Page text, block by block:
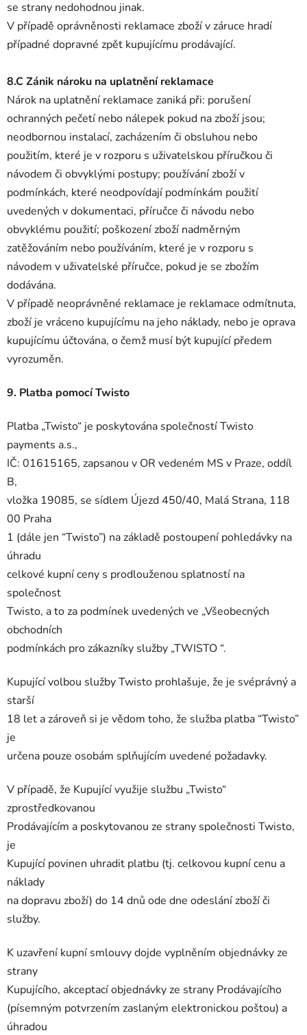
se strany nedohodnou jinak.
V případě oprávněnosti reklamace zboží v záruce hradí
případné dopravné zpět kupujícímu prodávající.
8.C Zánik nároku na uplatnění reklamace
Nárok na uplatnění reklamace zaniká při: porušení
ochranných pečetí nebo nálepek pokud na zboží jsou;
neodbornou instalací, zacházením či obsluhou nebo
použitím, které je v rozporu s uživatelskou příručkou či
návodem či obvyklými postupy; používání zboží v
podmínkách, které neodpovídají podmínkám použití
uvedených v dokumentaci, příručce či návodu nebo
obvyklému použití; poškození zboží nadměrným
zatěžováním nebo používáním, které je v rozporu s
návodem v uživatelské příručce, pokud je se zbožím
dodávána.
V případě neoprávněné reklamace je reklamace odmítnuta,
zboží je vráceno kupujícímu na jeho náklady, nebo je oprava
kupujícímu účtována, o čemž musí být kupující předem
vyrozuměn.
9. Platba pomocí Twisto
Platba „Twisto“ je poskytována společností Twisto
payments a.s.,
IČ: 01615165, zapsanou v OR vedeném MS v Praze, oddíl
B,
vložka 19085, se sídlem Újezd 450/40, Malá Strana, 118
00 Praha
1 (dále jen “Twisto”) na základě postoupení pohledávky na
úhradu
celkové kupní ceny s prodlouženou splatností na
společnost
Twisto, a to za podmínek uvedených ve „Všeobecných
obchodních
podmínkách pro zákazníky služby „TWISTO “.
Kupující volbou služby Twisto prohlašuje, že je svéprávný a
starší
18 let a zároveň si je vědom toho, že služba platba “Twisto”
je
určena pouze osobám splňujícím uvedené požadavky.
V případě, že Kupující využije službu „Twisto“
zprostředkovanou
Prodávajícím a poskytovanou ze strany společnosti Twisto,
je
Kupující povinen uhradit platbu (tj. celkovou kupní cenu a
náklady
na dopravu zboží) do 14 dnů ode dne odeslání zboží či
služby.
K uzavření kupní smlouvy dojde vyplněním objednávky ze
strany
Kupujícího, akceptací objednávky ze strany Prodávajícího
(písemným potvrzením zaslaným elektronickou poštou) a
úhradou